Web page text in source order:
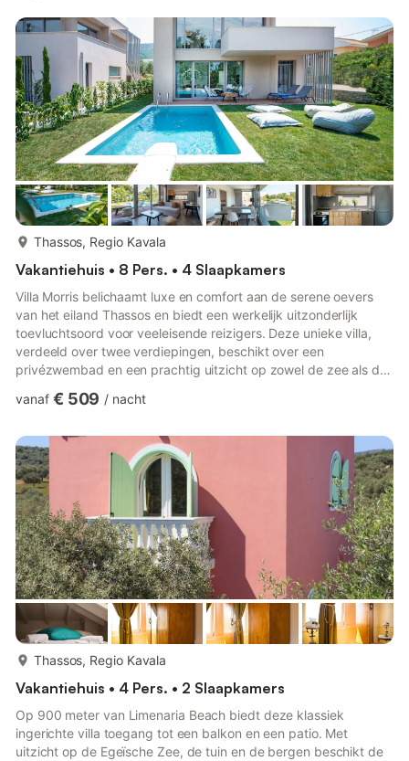
Thassos, Regio Kavala
Vakantiehuis • 8 Pers. • 4 Slaapkamers
Villa Morris belichaamt luxe en comfort aan de serene oevers
van het eiland Thassos en biedt een werkelijk uitzonderlijk
toevluchtsoord voor veeleisende reizigers. Deze unieke villa,
verdeeld over twee verdiepingen, beschikt over een
privézwembad en een prachtig uitzicht op zowel de zee als de
ervaring.Stap binnen in Villa Morris en ontdek vier ruime
ontworpen om plaats te bieden aan maximaal 8 volwassenen,
met extra slaapgelegenheid voor kinderen op twee
comfortabele slaapbanken. De ...
vanaf € 509 / nacht
Thassos, Regio Kavala
Vakantiehuis • 4 Pers. • 2 Slaapkamers
Op 900 meter van Limenaria Beach biedt deze klassiek
ingerichte villa toegang tot een balkon en een patio. Met
uitzicht op de Egeïsche Zee, de tuin en de bergen beschikt de